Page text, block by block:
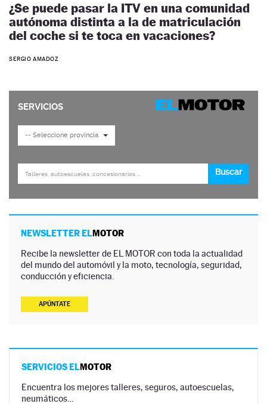
¿Se puede pasar la ITV en una comunidad
autónoma distinta a la de matriculación
del coche si te toca en vacaciones?
SERGIO AMADOZ
NEWSLETTER ELMOTOR
Recibe la newsletter de EL MOTOR con toda la actualidad
del mundo del automóvil y la moto, tecnología, seguridad,
conducción y eficiencia.
APÚNTATE
SERVICIOS ELMOTOR
Encuentra los mejores talleres, seguros, autoescuelas,
neumáticos…